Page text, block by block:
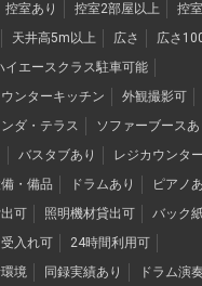
控室あり 控室2部屋以上
控
天井高5m以上 広さ
広さ
イエースクラス駐車可能
ンターキッチン
外観撮影可
ダ・テラス
ソファーブースあ
バスタブあり
レジカウンタ
・備品 ドラムあり
ピアノ
可 照明機材貸出可
バック
入れ可
24時間利用可
境 同録実績あり
ドラム演